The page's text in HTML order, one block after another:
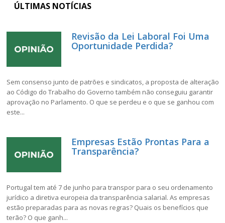
ÚLTIMAS NOTÍCIAS
Revisão da Lei Laboral Foi Uma
Oportunidade Perdida?
Sem consenso junto de patrões e sindicatos, a proposta de alteração
ao Código do Trabalho do Governo também não conseguiu garantir
aprovação no Parlamento. O que se perdeu e o que se ganhou com
este...
Empresas Estão Prontas Para a
Transparência?
Portugal tem até 7 de junho para transpor para o seu ordenamento
jurídico a diretiva europeia da transparência salarial. As empresas
estão preparadas para as novas regras? Quais os benefícios que
terão? O que ganh...